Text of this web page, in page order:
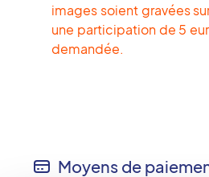
images soient gravées
une participation de 5
demandée.
Moyens de